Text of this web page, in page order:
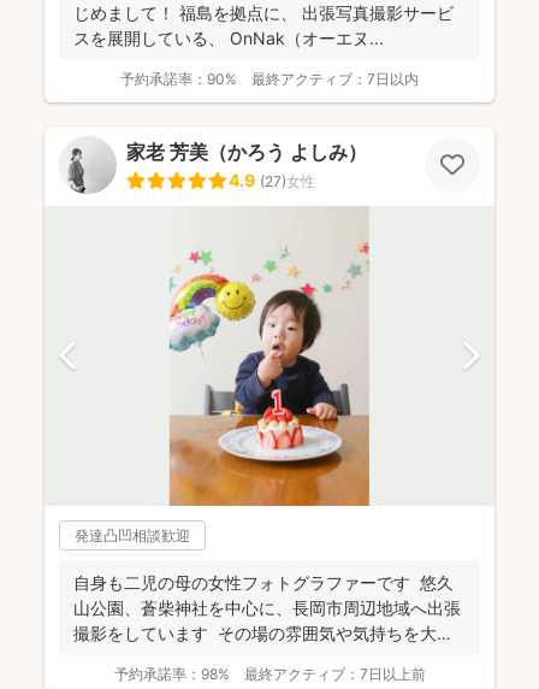
じめまして！ 福島を拠点に、 出張写真撮影サービ
スを展開している、 OnNak（オーエヌ...
予約承諾率： 90% 最終アクティブ： 7日以内
家老 芳美（かろう よしみ）
4.9 (27)女性
発達凸凹相談歓迎
自身も二児の母の女性フォトグラファーです 悠久
山公園、蒼柴神社を中心に、長岡市周辺地域へ出張
撮影をしています その場の雰囲気や気持ちを大切
予約承諾率： 98% 最終アクティブ： 7日以上前